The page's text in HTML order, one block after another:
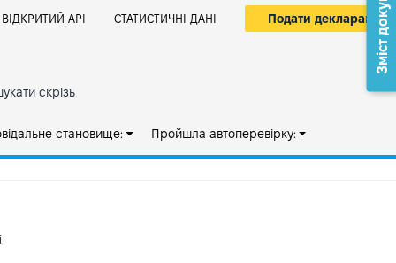
ВІДКРИТИЙ АРІ СТАТИСТИЧНІ ДАНІ Подати декларацію
скрізь
становище: Пройшла автоперевірку: